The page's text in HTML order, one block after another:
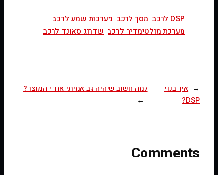
DSP לרכב מסך לרכב מערכות שמע לרכב
מערכת מולטימדיה לרכב שדרוג סאונד לרכב
← איך בנוי
DSP?
למה חשוב שיהיה גב אמיתי אחרי המוצר?
→
Comments